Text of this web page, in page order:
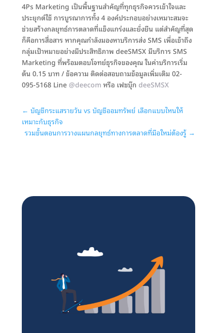
4Ps Marketing เป็นพื้นฐานสำคัญที่ทุกธุรกิจควรเข้าใจและ
ประยุกต์ใช้ การบูรณาการทั้ง 4 องค์ประกอบอย่างเหมาะสมจะ
ช่วยสร้างกลยุทธ์การตลาดที่แข็งแกร่งและยั่งยืน แต่สำคัญที่สุด
ก็คือการสื่อสาร หากคุณกำลังมองหาบริการส่ง SMS เพื่อเข้าถึง
กลุ่มเป้าหมายอย่างมีประสิทธิภาพ deeSMSX มีบริการ SMS
Marketing ที่พร้อมตอบโจทย์ธุรกิจของคุณ ในค่าบริการเริ่ม
ต้น 0.15 บาท / ข้อความ ติดต่อสอบถามข้อมูลเพิ่มเติม 02-
095-5168 Line @deecom หรือ เฟซบุ๊ก deeSMSX
← บัญชีกระแสรายวัน vs บัญชีออมทรัพย์ เลือกแบบไหนให้
เหมาะกับธุรกิจ
รวมขั้นตอนการวางแผนกลยุทธ์ทางการตลาดที่มือใหม่ต้องรู้ →